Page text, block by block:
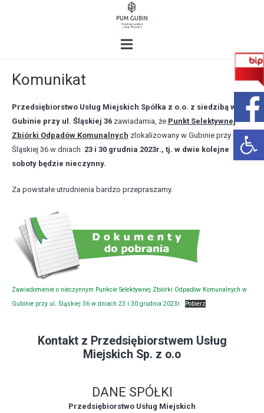
Komunikat
Przedsiębiorstwo Usług Miejskich Spółka z o.o. z siedzibą w
Gubinie przy ul. Śląskiej 36zawiadamia, że Punkt Selektywnej
Zbiórki Odpadów Komunalnych zlokalizowany w Gubinie przy ul.
Śląskiej 36 w dniach 23 i 30 grudnia 2023r., tj. w dwie kolejne
soboty będzie nieczynny.
Za powstałe utrudnienia bardzo przepraszamy.
Zawiadomienie o nieczynnym Punkcie Selektywnej Zbiórki Odpadów Komunalnych w
Gubinie przy ul. Śląskiej 36 w dniach 23 i 30 grudnia 2023r.
Pobierz
Kontakt z Przedsiębiorstwem Usług
Miejskich Sp. z o.o
DANE SPÓŁKI
Przedsiębiorstwo Usług Miejskich